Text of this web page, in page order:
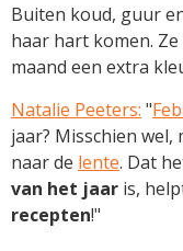
Buiten koud, guur
haar hart komen.
maand een extra
Natalie Peeters: "
jaar? Misschien
naar de lente. Dat
van het jaar is,
recepten!"